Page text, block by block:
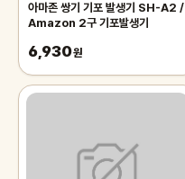
아마존 쌍기 기포 발생기 SH-A2 /
Amazon 2구 기포발생기
6,930원